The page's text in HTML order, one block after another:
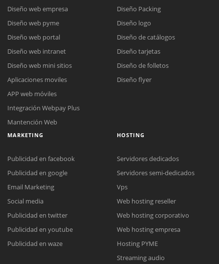
Reunión online
Meet para la reunión online.
Cotización
Chat Online
Todos nuestros ejecutivos están fuera de línea. Complete el formulario
Diseño web empresa
Diseño web pyme
Diseño web portal
Diseño web intranet
Diseño web mini sitios
Aplicaciones moviles
APP web móviles
Integración Webpay Plus
Mantención Web
Diseño Packing
Diseño logo
Diseño de catálogos
Diseño tarjetas
Diseño de folletos
Diseño flyer
MARKETING
Publicidad en facebook
Publicidad en google
Email Marketing
Social media
Publicidad en twitter
Publicidad en youtube
Publicidad en waze
HOSTING
Servidores dedicados
Servidores semi-dedicados
Vps
Web hosting reseller
Web hosting corporativo
Web hosting empresa
Hosting PYME
Streaming audio